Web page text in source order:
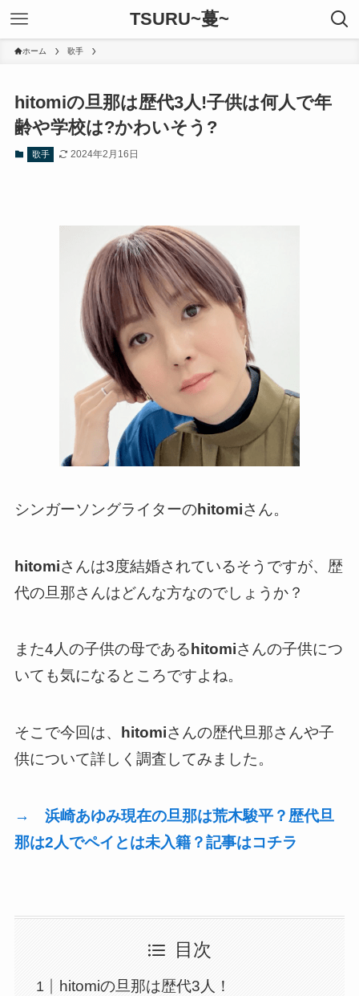
TSURU~蔓~
ホーム 歌手
hitomiの旦那は歴代3人!子供は何人で年
齢や学校は?かわいそう?
歌手 2024年2月16日
シンガーソングライターのhitomiさん。
hitomiさんは3度結婚されているそうですが、歴
代の旦那さんはどんな方なのでしょうか？
また4人の子供の母である hitomiさんの子供につ
いても気になるところですよね。
そこで今回は、 hitomiさんの歴代旦那さんや子
供について詳しく調査してみました。
→ 浜崎あゆみ現在の旦那は荒木駿平？歴代旦
那は2人でペイとは未入籍？記事はコチラ
目次
hitomiの旦那は歴代3人！